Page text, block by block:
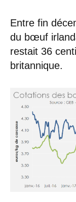
Entre fin
du bœuf
restait 36
britannique.